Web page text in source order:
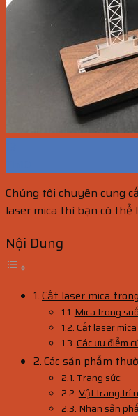
Chúng tôi chuyên cung
laser mica thì bạn có
Nội Dung
Cắt laser mica
Mica trong
Cắt laser
Các ưu điểm
Các sản phẩm
Trang sức:
Vật trang trí
Nhãn sản